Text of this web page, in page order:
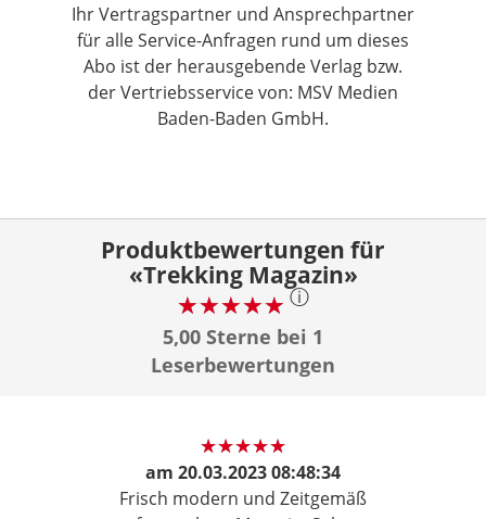
Ihr Vertragspartner und Ansprechpartner
für alle Service-Anfragen rund um dieses
Abo ist der herausgebende Verlag bzw.
der Vertriebsservice von: MSV Medien
Baden-Baden GmbH.
Produktbewertungen für
«Trekking Magazin»
ⓘ
5,00 Sterne bei 1
Leserbewertungen
am 20.03.2023 08:48:34
Frisch modern und Zeitgemäß